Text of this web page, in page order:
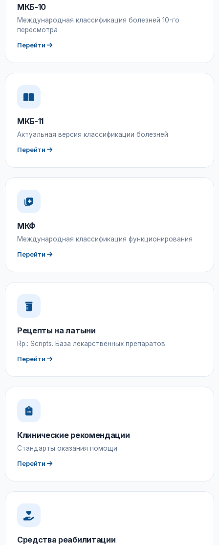
МКБ-10
Международная классификация болезней 10-го
пересмотра
Перейти
МКБ-11
Актуальная версия классификации болезней
Перейти
МКФ
Международная классификация функционирования
Перейти
Рецепты на латыни
Rp.: Scripts. База лекарственных препаратов
Перейти
Клинические рекомендации
Стандарты оказания помощи
Перейти
Средства реабилитации